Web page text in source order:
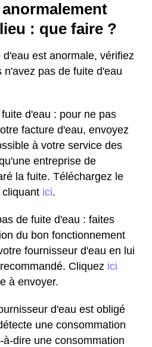
: que faire ?
est anormale, vérifiez
n'avez pas de fuite d'eau
d'eau : pour ne pas
facture d'eau, envoyez
à votre service des
entreprise de
la fuite. Téléchargez le
ici.
de fuite d'eau : faites
du bon fonctionnement
fournisseur d'eau en lui
Cliquez ici
à envoyer.
d'eau est obligé
une consommation
dire une consommation